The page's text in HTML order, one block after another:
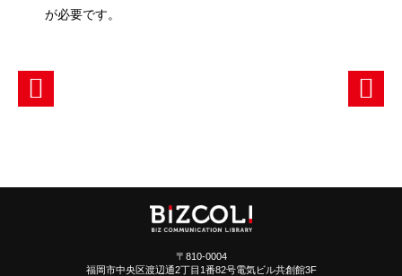
が必要です。
〒810-0004
福岡市中央区渡辺通2丁目1番82号電気ビル共創館3F